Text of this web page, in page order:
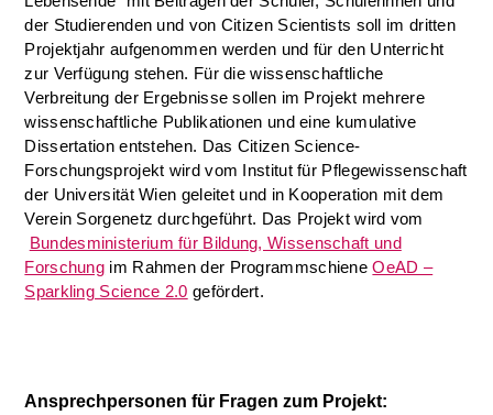
der Studierenden und von Citizen Scientists soll im dritten
Projektjahr aufgenommen werden und für den Unterricht
zur Verfügung stehen. Für die wissenschaftliche
Verbreitung der Ergebnisse sollen im Projekt mehrere
wissenschaftliche Publikationen und eine kumulative
Dissertation entstehen. Das Citizen Science-
Forschungsprojekt wird vom Institut für Pflegewissenschaft
der Universität Wien geleitet und in Kooperation mit dem
Verein Sorgenetz durchgeführt. Das Projekt wird vom
Bundesministerium für Bildung, Wissenschaft und
Forschung im Rahmen der ProgrammschieneOeAD –
Sparkling Science 2.0 gefördert.
Ansprechpersonen für Fragen zum Projekt: